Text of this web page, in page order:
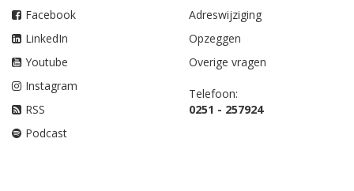
Facebook
LinkedIn
Youtube
Instagram
RSS
Podcast
Adreswijziging
Opzeggen
Overige vragen
Telefoon:
0251 - 257924